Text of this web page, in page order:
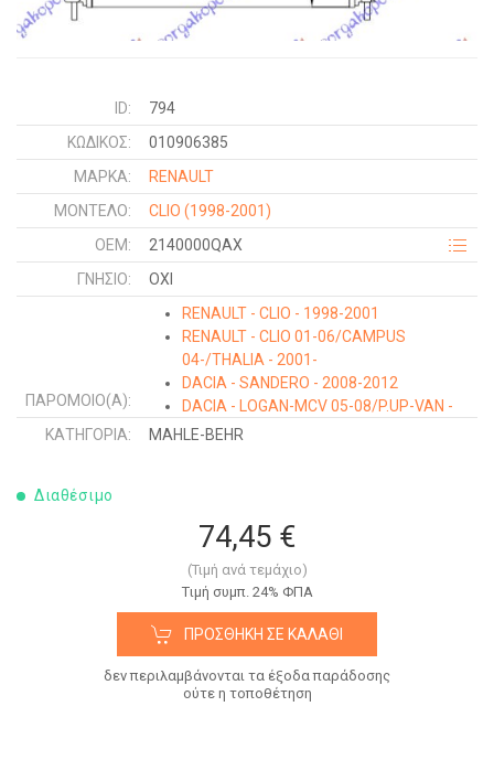
ID:
794
ΚΩΔΙΚΌΣ:
010906385
ΜΑΡΚΑ:
RENAULT
ΜΟΝΤΕΛΟ:
CLIO (1998-2001)
OEM:
2140000QAX
ΓΝΉΣΙΟ:
ΟΧΙ
ΠΑΡΌΜΟΙΟ(Α):
RENAULT - CLIO - 1998-2001
RENAULT - CLIO 01-06/CAMPUS
04-/THALIA - 2001-
DACIA - SANDERO - 2008-2012
DACIA - LOGAN-MCV 05-08/P.UP-VAN -
2009-2012
DACIA - LOGAN-MCV - 2008-2012
ΚΑΤΗΓΟΡΊΑ: MAHLE-BEHR
Διαθέσιμο
74,45 €
(Τιμή ανά τεμάχιο)
Tιμή συμπ. 24% ΦΠΑ
ΠΡΟΣΘΉΚΗ ΣΕ ΚΑΛΆΘΙ
δεν περιλαμβάνονται τα έξοδα παράδοσης
ούτε η τοποθέτηση